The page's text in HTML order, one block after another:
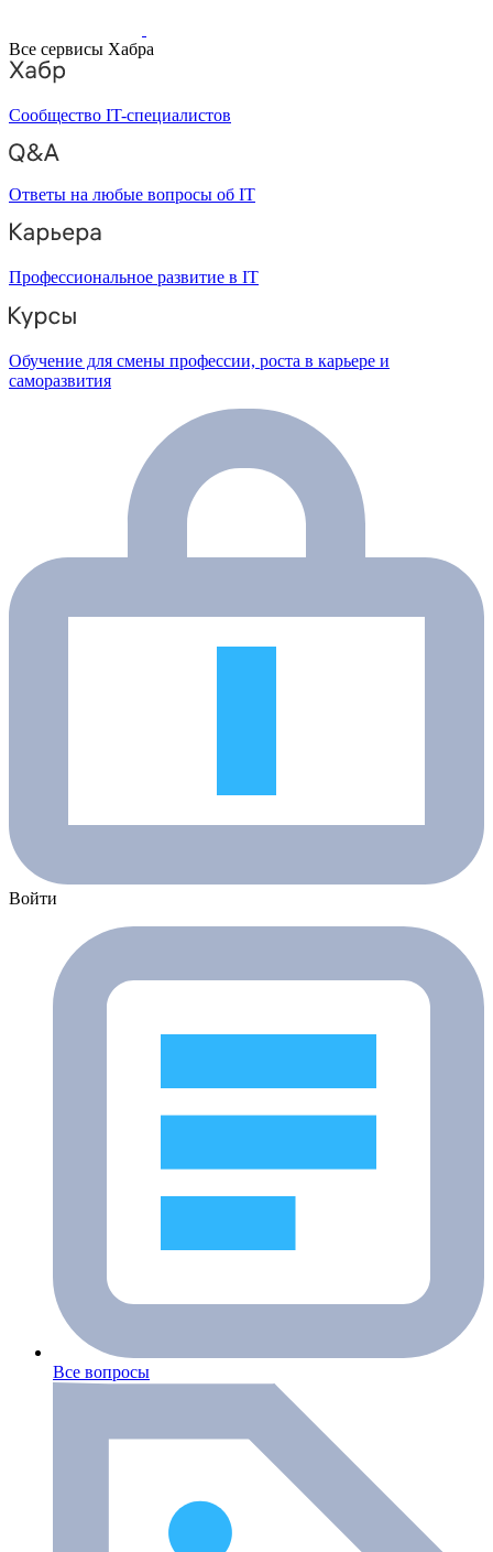
Все сервисы Хабра
Сообщество IT-специалистов
Ответы на любые вопросы об IT
Профессиональное развитие в IT
Обучение для смены профессии, роста в карьере и
саморазвития
Войти
Все вопросы